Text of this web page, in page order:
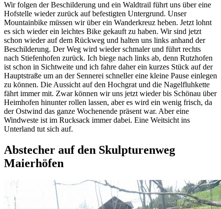
Wir folgen der Beschilderung und ein Waldtrail führt uns über eine
Hofstelle wieder zurück auf befestigten Untergrund. Unser
Mountainbike müssen wir über ein Wanderkreuz heben. Jetzt lohnt
es sich wieder ein leichtes Bike gekauft zu haben. Wir sind jetzt
schon wieder auf dem Rückweg und halten uns links anhand der
Beschilderung. Der Weg wird wieder schmaler und führt rechts
nach Stiefenhofen zurück. Ich biege nach links ab, denn Rutzhofen
ist schon in Sichtweite und ich fahre daher ein kurzes Stück auf der
Hauptstraße um an der Sennerei schneller eine kleine Pause einlegen
zu können. Die Aussicht auf den Hochgrat und die Nagelfluhkette
fährt immer mit. Zwar können wir uns jetzt wieder bis Schönau über
Heimhofen hinunter rollen lassen, aber es wird ein wenig frisch, da
der Ostwind das ganze Wochenende präsent war. Aber eine
Windweste ist im Rucksack immer dabei. Eine Weitsicht ins
Unterland tut sich auf.
Abstecher auf den Skulpturenweg
Maierhöfen